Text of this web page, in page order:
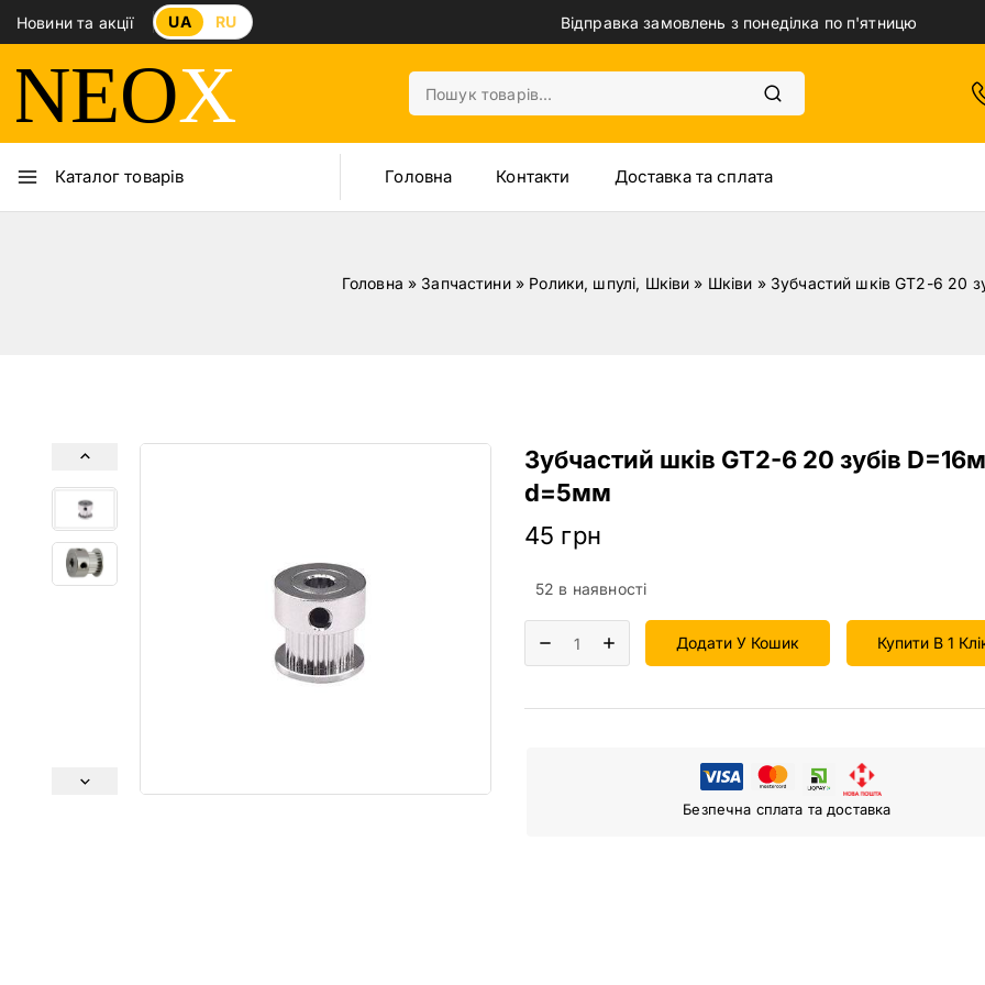
Новини та акції UA RU Відправка замовлень з понеділка по п'ятницю
Каталог товарів Головна Контакти Доставка та сплата
Головна » Запчастини» Ролики, шпулі, Шківи » Шківи » Зубчастий шків GT2-6 20
Зубчастий шків GT2-6 20 зубів
d=5мм
45 грн
52 в наявності
Додати У Кошик Купити В 1
Безпечна сплата та доставка